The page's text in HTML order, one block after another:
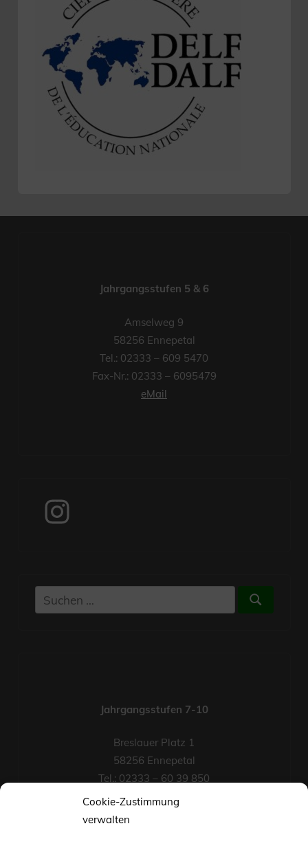
Cookie-Zustimmung
verwalten
Jahrgangsstufen 5 & 6
Amselweg 9
58256 Ennepetal
Tel.: 02333 – 609 5470
Fax-Nr.: 02333 – 6095479
eMail
Instagram
Suchen
nach:
Suchen
Jahrgangsstufen 7-10
Breslauer Platz 1
58256 Ennepetal
Tel.: 02333 – 60 39 850
Fax-Nr.: 02333 – 60 39 852